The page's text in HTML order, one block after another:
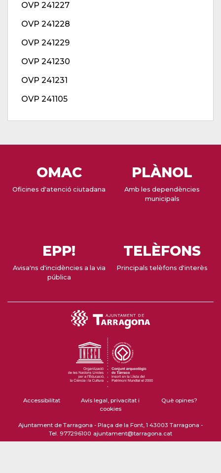
OVP 241227
OVP 241228
OVP 241229
OVP 241230
OVP 241231
OVP 241105
OMAC
Oficines d'atenció ciutadana
PLÀNOL
Amb les dependències
municipals
EPP!
Avisa'ns d'incidències a la via
pública
TELÈFONS
Principals telèfons d'interès
Accessibilitat
Avís legal, privacitat i
cookies
Què opines?
Ajuntament de Tarragona - Plaça de la Font, 1 43003 Tarragona -
Tel. 977296100 ajuntament@tarragona.cat